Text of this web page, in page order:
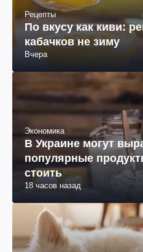
Рецепты
По вкусу как киви:
кабачков не зиму
Вчера
Экономика
В Украине могут
популярные
стоить
18 часов назад